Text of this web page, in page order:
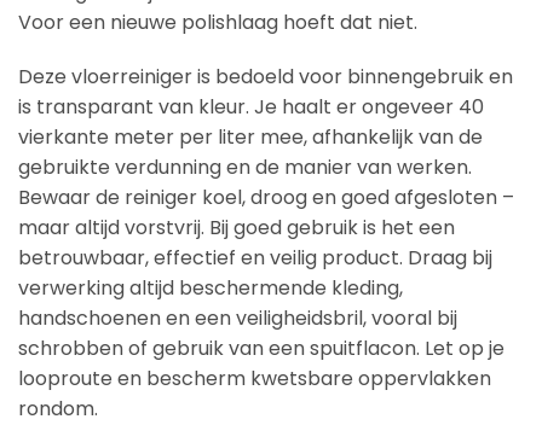
Voor een nieuwe polishlaag hoeft dat niet.
Deze vloerreiniger is bedoeld voor binnengebruik en
is transparant van kleur. Je haalt er ongeveer 40
vierkante meter per liter mee, afhankelijk van de
gebruikte verdunning en de manier van werken.
Bewaar de reiniger koel, droog en goed afgesloten –
maar altijd vorstvrij. Bij goed gebruik is het een
betrouwbaar, effectief en veilig product. Draag bij
verwerking altijd beschermende kleding,
handschoenen en een veiligheidsbril, vooral bij
schrobben of gebruik van een spuitflacon. Let op je
looproute en bescherm kwetsbare oppervlakken
rondom.